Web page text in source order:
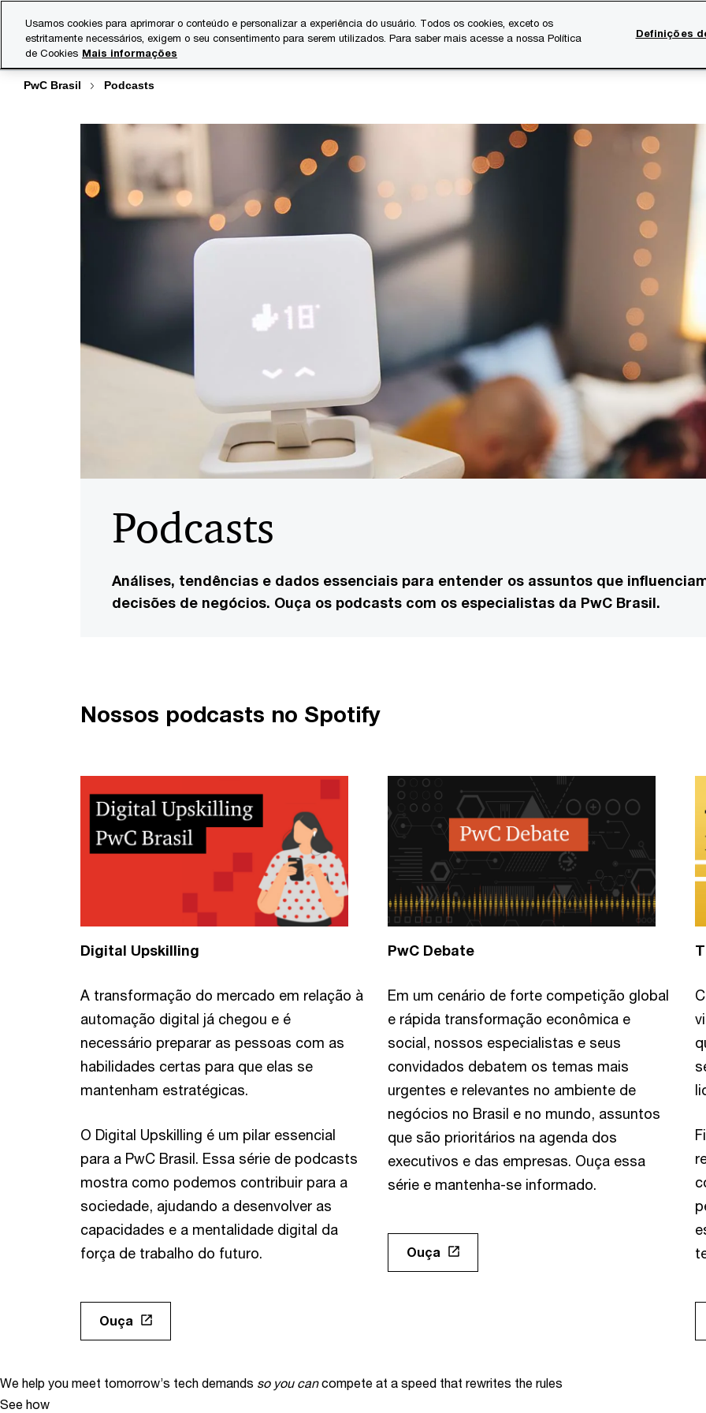
content
footer
Serviços
PwC Brasil Podcasts
Análises, tendências e dados essenciais para entender os assuntos que
decisões de negócios. Ouça os podcasts com os especialistas da PwC Brasil.
Podcasts
Nossos podcasts no Spotify
Digital Upskilling
A transformação do mercado em relação à
automação digital já chegou e é
necessário preparar as pessoas com as
habilidades certas para que elas se
mantenham estratégicas.
O Digital Upskilling é um pilar essencial
para a PwC Brasil. Essa série de podcasts
mostra como podemos contribuir para a
sociedade, ajudando a desenvolver as
capacidades e a mentalidade digital da
força de trabalho do futuro.
Ouça
PwC Debate
Em um cenário de forte competição global
e rápida transformação econômica e
social, nossos especialistas e seus
convidados debatem os temas mais
urgentes e relevantes no ambiente de
negócios no Brasil e no mundo, assuntos
que são prioritários na agenda dos
executivos e das empresas. Ouça essa
série e mantenha-se informado.
Ouça
We help you meet tomorrow’s tech demands so you can compete at a speed that rewrites the rules
See how
Usamos cookies para aprimorar o conteúdo e personalizar a experiência do usuário. Todos os cookies, exceto os
estritamente necessários, exigem o seu consentimento para serem utilizados. Para saber mais acesse a nossa Política
de Cookies Mais informações
Definições